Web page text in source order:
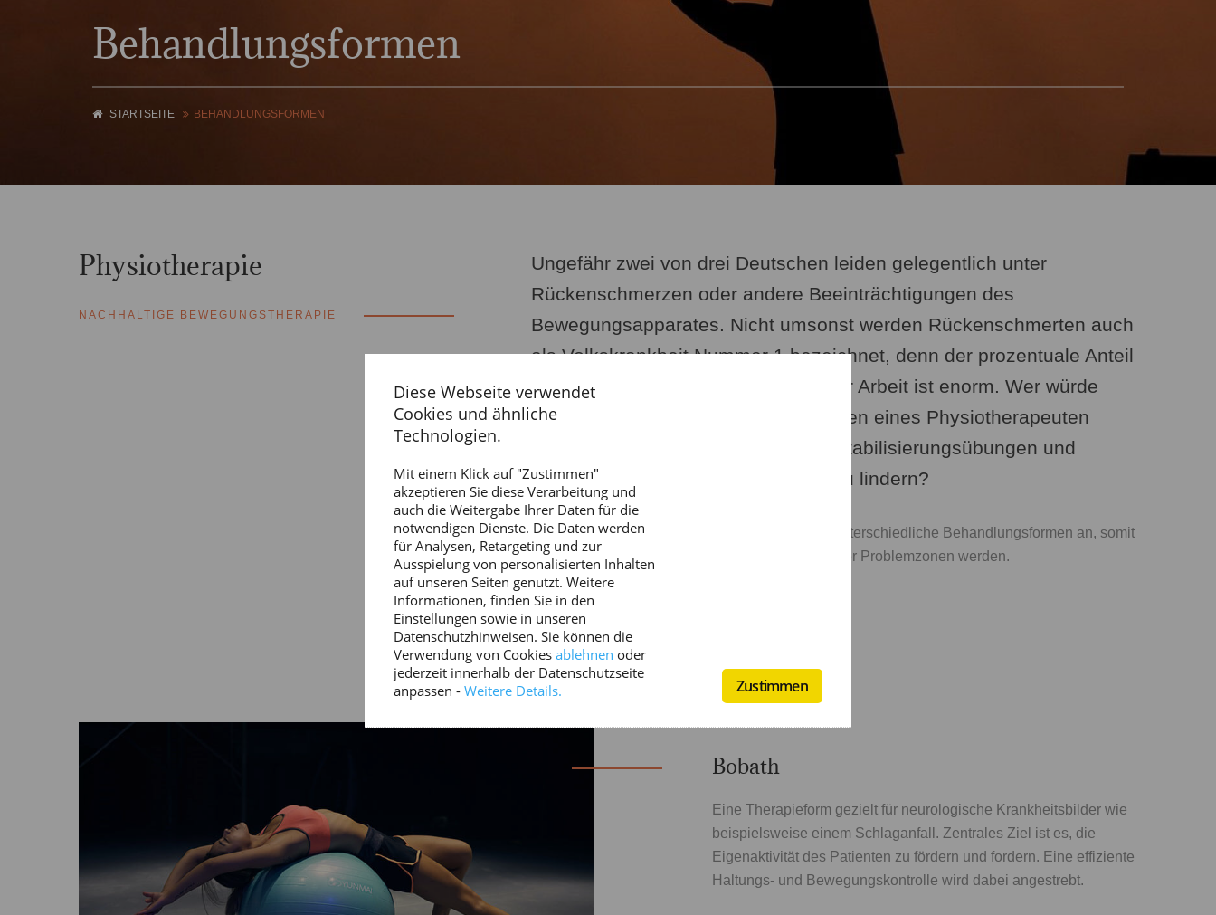
Diese Webseite verwendet
Cookies und ähnliche
Technologien.
Mit einem Klick auf "Zustimmen"
akzeptieren Sie diese Verarbeitung und
auch die Weitergabe Ihrer Daten für die
notwendigen Dienste. Die Daten werden
für Analysen, Retargeting und zur
Ausspielung von personalisierten Inhalten
auf unseren Seiten genutzt. Weitere
Informationen, finden Sie in den
Einstellungen sowie in unseren
Datenschutzhinweisen. Sie können die
Verwendung von Cookiesablehnen oder
jederzeit innerhalb der Datenschutzseite
anpassen -Weitere Details. Zustimmen
Behandlungsformen
STARTSEITE BEHANDLUNGSFORMEN
Physiotherapie
NACHHALTIGE BEWEGUNGSTHERAPIE
Ungefähr zwei von drei Deutschen leiden gelegentlich unter
Rückenschmerzen oder andere Beeinträchtigungen des
Bewegungsapparates. Nicht umsonst werden Rückenschmerten auch
als Volkskrankheit Nummer 1 bezeichnet, denn der prozentuale Anteil
an krankheitsbedingten Fehlen in der Arbeit ist enorm. Wer würde
sich dabei nicht den heilenden Händen eines Physiotherapeuten
anvertrauen, um durch Massagen, Stabilisierungsübungen und
Krankengymnastik die Schmerzen zu lindern?
In der Physio-Praxis Ippensen bieten wir Ihnen unterschiedliche Behandlungsformen an, somit
können wir zum optimalen Problemlöser auch Ihrer Problemzonen werden.
Bobath
Eine Therapieform gezielt für neurologische Krankheitsbilder wie
beispielsweise einem Schlaganfall. Zentrales Ziel ist es, die
Eigenaktivität des Patienten zu fördern und fordern. Eine effiziente
Haltungs- und Bewegungskontrolle wird dabei angestrebt.